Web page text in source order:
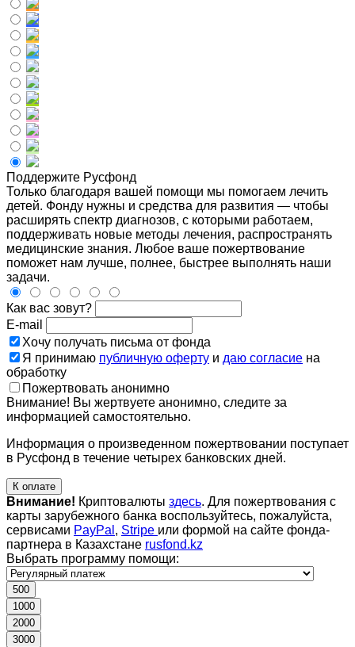
Поддержите Русфонд
Только благодаря вашей помощи мы помогаем лечить
детей. Фонду нужны и средства для развития — чтобы
расширять спектр диагнозов, с которыми работаем,
поддерживать новые методы лечения, распространять
медицинские знания. Любое ваше пожертвование
поможет нам лучше, полнее, быстрее выполнять наши
задачи.
Как вас зовут?
E-mail
Хочу получать письма от фонда
Я принимаю публичную оферту и даю согласие на
обработку
Пожертвовать анонимно
Внимание! Вы жертвуете анонимно, следите за
информацией самостоятельно.
Информация о произведенном пожертвовании поступает
в Русфонд в течение четырех банковских дней.
К оплате
Внимание! Криптовалюты здесь. Для пожертвования с
карты зарубежного банка воспользуйтесь, пожалуйста,
сервисами PayPal , Stripe или формой на сайте фонда-
партнера в Казахстане rusfond.kz
Выбрать программу помощи:
500
1000
2000
3000